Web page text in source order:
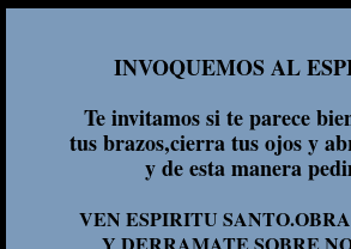
INVOQUEMOS AL
Te invitamos si te parece
tus brazos,cierra tus ojos y
y de esta manera
VEN ESPIRITU